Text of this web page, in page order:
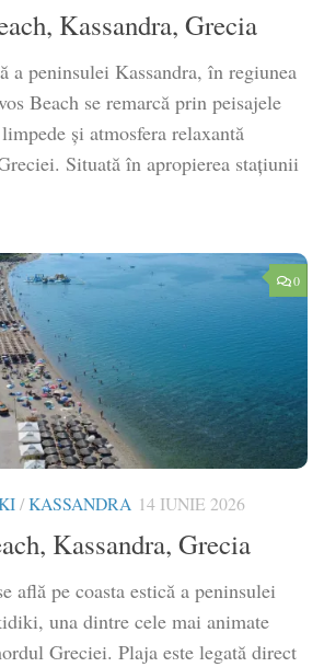
Kassandra, Grecia
a peninsulei Kassandra, în regiunea
Beach se remarcă prin peisajele
și atmosfera relaxantă
Situată în apropierea stațiunii
0
/KASSANDRA 14 IUNIE 2026
Kassandra, Grecia
află pe coasta estică a peninsulei
una dintre cele mai animate
Greciei. Plaja este legată direct